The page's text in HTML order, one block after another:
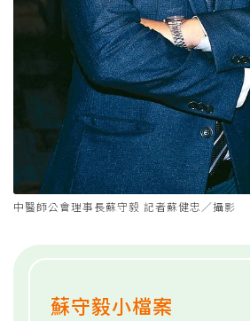
中醫師公會理事長蘇守毅 記者蘇健忠／攝影
蘇守毅小檔案